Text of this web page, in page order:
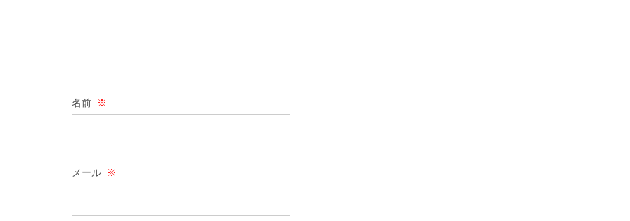
名前 ※
メール ※